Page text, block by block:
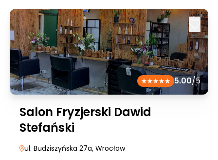
5.00/5
Salon Fryzjerski Dawid
Stefański
ul. Budziszyńska 27a, Wrocław